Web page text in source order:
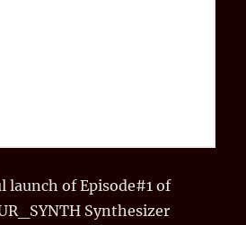
launch of Episode#1 of
Synthesizer